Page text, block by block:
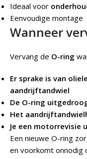
Ideaal voor
Eenvoudige montage
Wanneer
Vervang de O-ring
Er sprake is van
aandrijftandwiel
De O-ring
Het
Je een motorrevisie
Een nieuwe O-ring
en voorkomt onnodig